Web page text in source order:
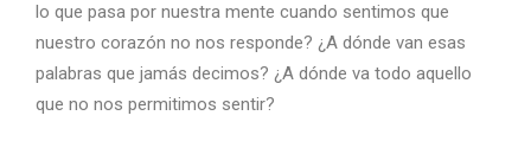
lo que pasa por nuestra mente cuando sentimos que
nuestro corazón no nos responde? ¿A dónde van esas
palabras que jamás decimos? ¿A dónde va todo aquello
que no nos permitimos sentir?